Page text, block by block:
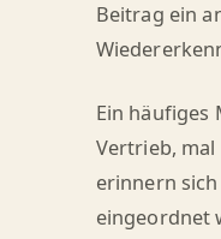
Beitrag ein
Ein häufiges
Vertrieb,
erinnern
eingeordnet